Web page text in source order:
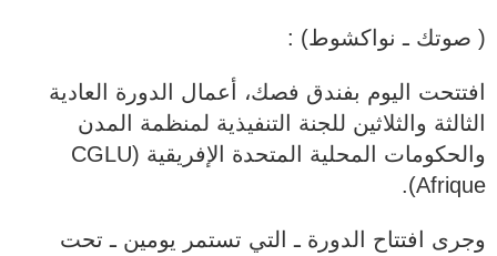
( صوتك ـ نواكشوط) :
افتتحت اليوم بفندق فصك، أعمال الدورة العادية
الثالثة والثلاثين للجنة التنفيذية لمنظمة المدن
والحكومات المحلية المتحدة الإفريقية (CGLU
Afrique).
وجرى افتتاح الدورة ـ التي تستمر يومين ـ تحت